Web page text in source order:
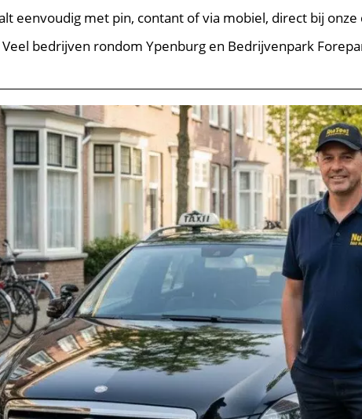
eenvoudig met pin, contant of via mobiel, direct bij
Veel bedrijven rondom Ypenburg en Bedrijvenpark